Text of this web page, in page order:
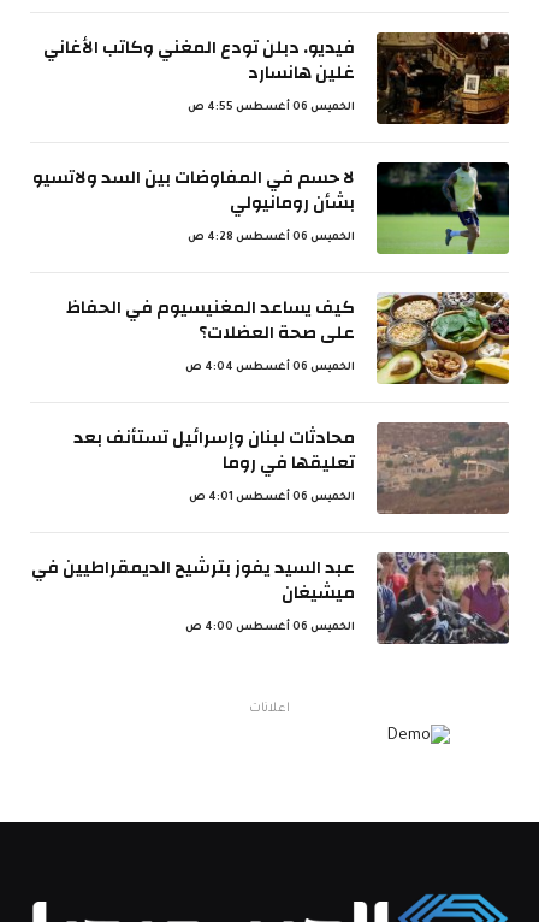
فيديو. دبلن تودع المغني وكاتب الأغاني
غلين هانسارد
الخميس 06 أغسطس 4:55 ص
لا حسم في المفاوضات بين السد ولاتسيو
بشأن رومانيولي
الخميس 06 أغسطس 4:28 ص
كيف يساعد المغنيسيوم في الحفاظ
على صحة العضلات؟
الخميس 06 أغسطس 4:04 ص
محادثات لبنان وإسرائيل تستأنف بعد
تعليقها في روما
الخميس 06 أغسطس 4:01 ص
عبد السيد يفوز بترشيح الديمقراطيين في
ميشيغان
الخميس 06 أغسطس 4:00 ص
اعلانات